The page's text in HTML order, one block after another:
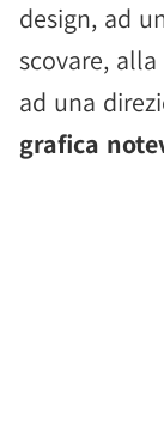
design, ad
scovare,
ad una
grafica